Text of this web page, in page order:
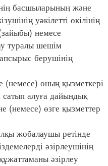
басшыларының және
уәкілетті өкілінің
немесе
туралы шешім
берушінің
оның қызметкері
сатып алуға дайындық
(немесе) өзге қызметтер
жобалаушы ретінде
әзірлеушінің
әзірлеу